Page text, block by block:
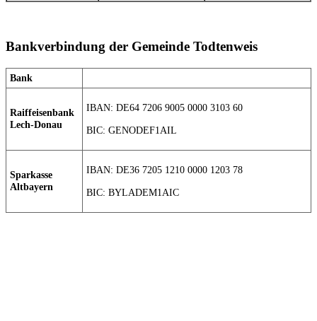
Bankverbindung der Gemeinde Todtenweis
Bank
Raiffeisenbank
Lech-Donau
IBAN: DE64 7206 9005 0000 3103 60
BIC: GENODEF1AIL
Sparkasse
Altbayern
IBAN: DE36 7205 1210 0000 1203 78
BIC: BYLADEM1AIC